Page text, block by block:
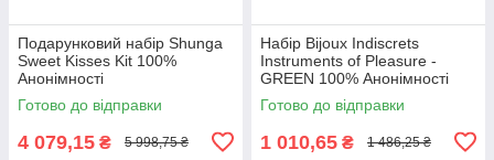
Подарунковий набір Shunga
Sweet Kisses Kit 100%
Анонімності
Готово до відправки
4 079,15 ₴ 5 998,75 ₴
Набір Bijoux Indiscrets
Instruments of Pleasure -
GREEN 100% Анонімності
Готово до відправки
1 010,65 ₴ 1 486,25 ₴